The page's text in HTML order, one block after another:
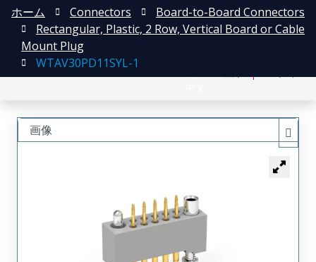
ホーム Connectors
Board-to-Board Connectors
Rectangular, Plastic, 2 Row, Vertical Board or Cable
Mount Plug
WTAV30PD11SYL-1
画像